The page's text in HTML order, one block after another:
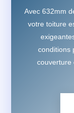
Avec 632mm
votre toiture
conditions
couverture